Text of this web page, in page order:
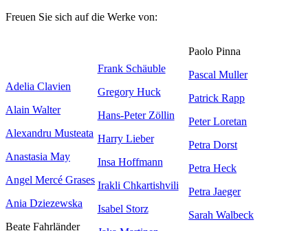
Freuen Sie sich auf die Werke von:
Adelia Clavien
Alain Walter
Alexandru Musteata
Anastasia May
Angel Mercé Grases
Ania Dziezewska
Beate Fahrländer
Frank Schäuble
Gregory Huck
Hans-Peter Zöllin
Harry Lieber
Insa Hoffmann
Irakli Chkartishvili
Isabel Storz
Paolo Pinna
Pascal Muller
Patrick Rapp
Peter Loretan
Petra Dorst
Petra Heck
Petra Jaeger
Sarah Walbeck